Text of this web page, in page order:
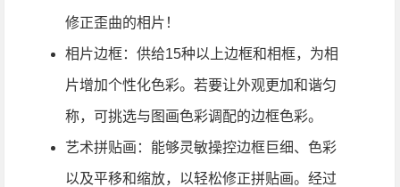
修正歪曲的相片！
相片边框：供给15种以上边框和相框，为相
片增加个性化色彩。若要让外观更加和谐匀
称，可挑选与图画色彩调配的边框色彩。
艺术拼贴画：能够灵敏操控边框巨细、色彩
以及平移和缩放，以轻松修正拼贴画。经过